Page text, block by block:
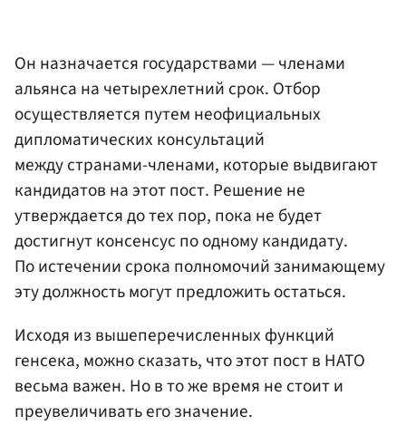
Он назначается государствами — членами
альянса на четырехлетний срок. Отбор
осуществляется путем неофициальных
дипломатических консультаций
между странами-членами, которые выдвигают
кандидатов на этот пост. Решение не
утверждается до тех пор, пока не будет
достигнут консенсус по одному кандидату.
По истечении срока полномочий занимающему
эту должность могут предложить остаться.
Исходя из вышеперечисленных функций
генсека, можно сказать, что этот пост в НАТО
весьма важен. Но в то же время не стоит и
преувеличивать его значение.